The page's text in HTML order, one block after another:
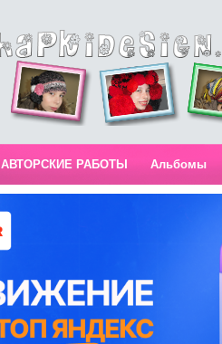
АВТОРСКИЕ РАБОТЫ Альбомы